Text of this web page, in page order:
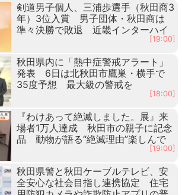
剣道男子個人、三浦歩選手（秋田商3
年）3位入賞 男子団体・秋田商は
準々決勝で敗退 近畿インターハイ
[19:00]
秋田県内に「熱中症警戒アラート」
発表 6日は北秋田市鷹巣・横手で
35度予想 最大級の警戒を
[18:00]
『わけあって絶滅しました。展』来
場者1万人達成 秋田市の親子に記念
品 動物が語る“絶滅理由”楽しんで
[19:00]
秋田県警と秋田ケーブルテレビ、安
全安心な社会目指し連携協定 住宅